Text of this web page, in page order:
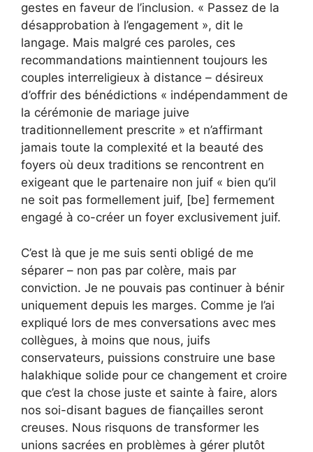
gestes en faveur de l’inclusion. « Passez de la
désapprobation à l’engagement », dit le
langage. Mais malgré ces paroles, ces
recommandations maintiennent toujours les
couples interreligieux à distance – désireux
d’offrir des bénédictions « indépendamment de
la cérémonie de mariage juive
traditionnellement prescrite » et n’affirmant
jamais toute la complexité et la beauté des
foyers où deux traditions se rencontrent en
exigeant que le partenaire non juif « bien qu’il
ne soit pas formellement juif, [be] fermement
engagé à co-créer un foyer exclusivement juif.
C’est là que je me suis senti obligé de me
séparer – non pas par colère, mais par
conviction. Je ne pouvais pas continuer à bénir
uniquement depuis les marges. Comme je l’ai
expliqué lors de mes conversations avec mes
collègues, à moins que nous, juifs
conservateurs, puissions construire une base
halakhique solide pour ce changement et croire
que c’est la chose juste et sainte à faire, alors
nos soi-disant bagues de fiançailles seront
creuses. Nous risquons de transformer les
unions sacrées en problèmes à gérer plutôt